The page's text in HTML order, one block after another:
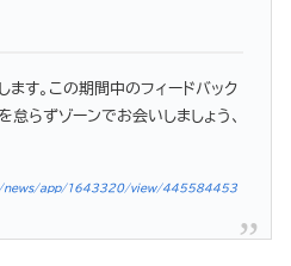
す。この期間中のフィードバック
らずゾーンでお会いしましょう、
news/app/1643320/view/445584453